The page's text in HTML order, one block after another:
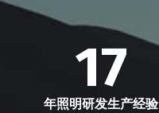
17
年照明研发生产经验